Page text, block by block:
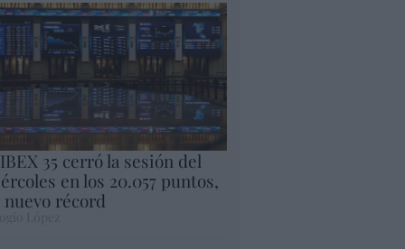
35 cerró la sesión del
en los 20.057 puntos,
nuevo récord